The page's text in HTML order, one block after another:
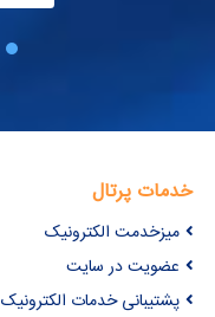
خدمات پرتال
میزخدمت الکترونیک
عضویت در سایت
پشتیبانی خدمات الکترونیک